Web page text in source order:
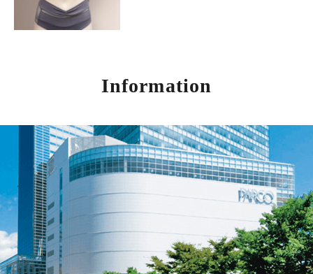
Information